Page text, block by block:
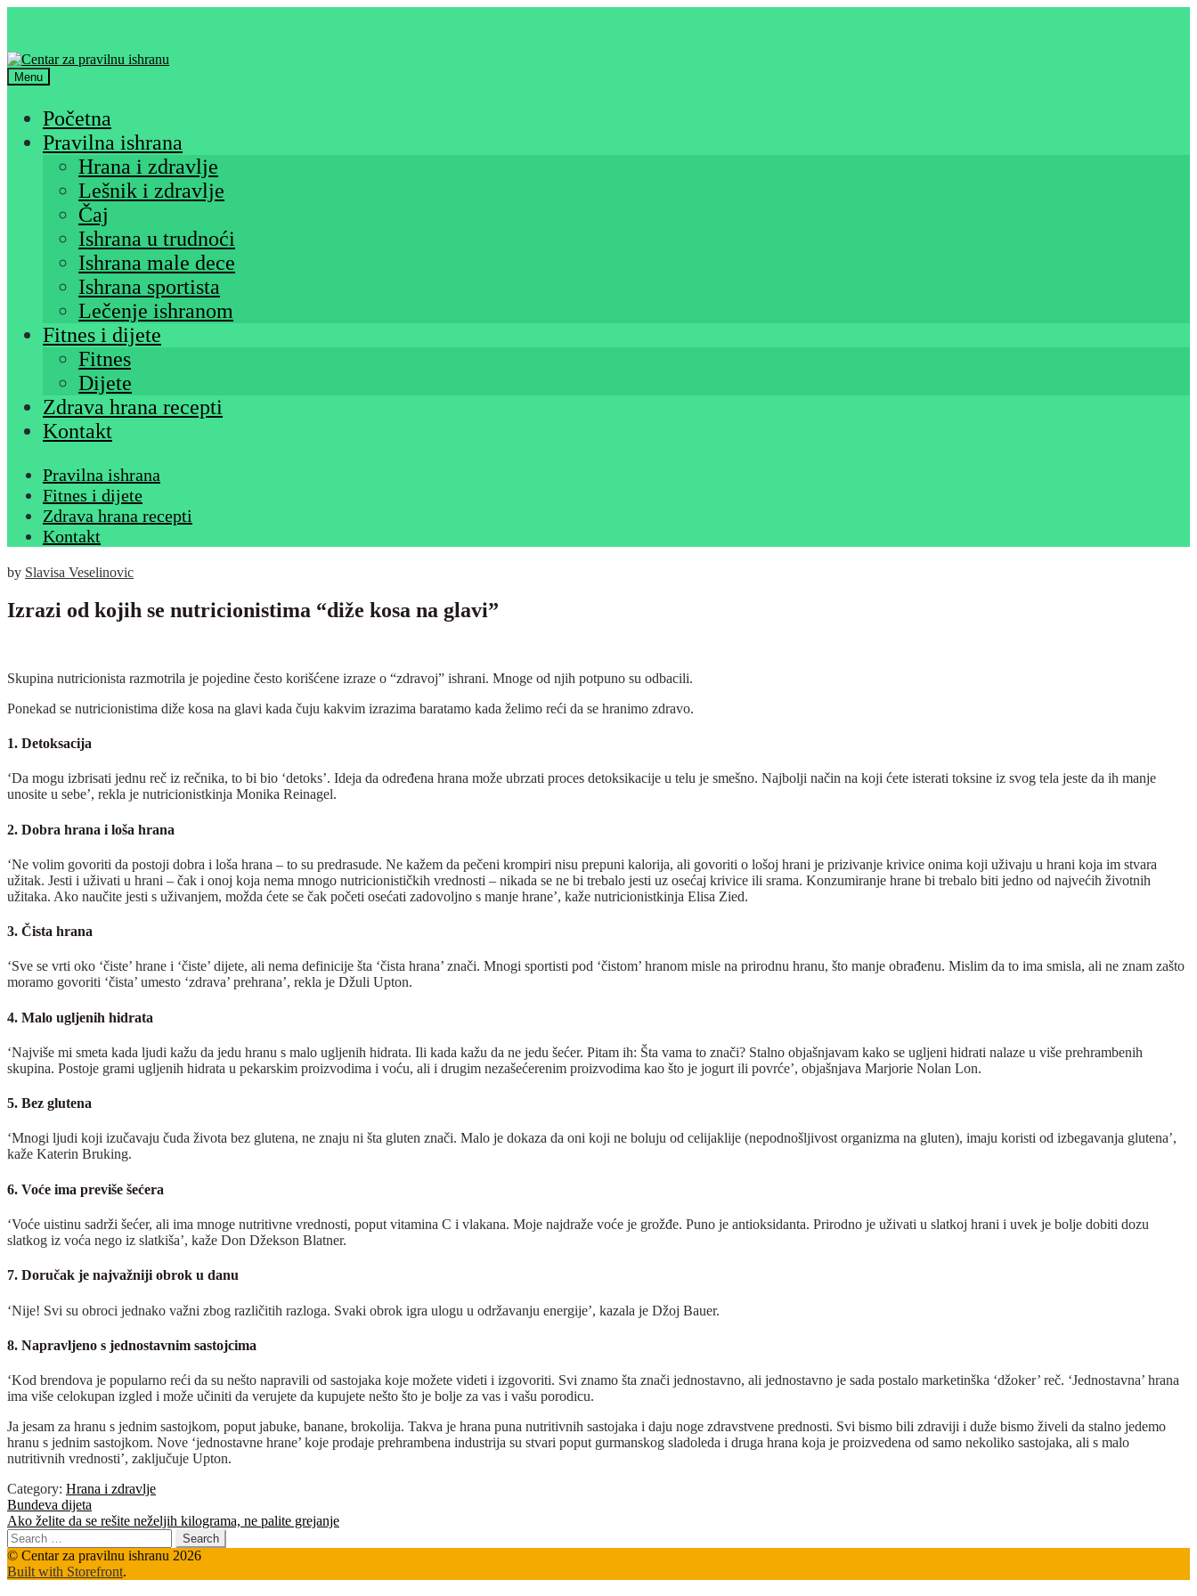
Menu
Početna
Pravilna ishrana
Hrana i zdravlje
Lešnik i zdravlje
Čaj
Ishrana u trudnoći
Ishrana male dece
Ishrana sportista
Lečenje ishranom
Fitnes i dijete
Fitnes
Dijete
Zdrava hrana recepti
Kontakt
Pravilna ishrana
Fitnes i dijete
Zdrava hrana recepti
Kontakt
by Slavisa Veselinovic
Izrazi od kojih se nutricionistima “diže kosa na glavi”
Skupina nutricionista razmotrila je pojedine često korišćene izraze o “zdravoj” ishrani. Mnoge od njih potpuno su odbacili.
Ponekad se nutricionistima diže kosa na glavi kada čuju kakvim izrazima baratamo kada želimo reći da se hranimo zdravo.
1. Detoksacija
‘Da mogu izbrisati jednu reč iz rečnika, to bi bio ‘detoks’. Ideja da određena hrana može ubrzati proces detoksikacije u telu je smešno. Najbolji način na koji ćete isterati toksine iz svog tela jeste da ih manje
unosite u sebe’, rekla je nutricionistkinja Monika Reinagel.
2. Dobra hrana i loša hrana
‘Ne volim govoriti da postoji dobra i loša hrana – to su predrasude. Ne kažem da pečeni krompiri nisu prepuni kalorija, ali govoriti o lošoj hrani je prizivanje krivice onima koji uživaju u hrani koja im stvara
užitak. Jesti i uživati u hrani – čak i onoj koja nema mnogo nutricionističkih vrednosti – nikada se ne bi trebalo jesti uz osećaj krivice ili srama. Konzumiranje hrane bi trebalo biti jedno od najvećih životnih
užitaka. Ako naučite jesti s uživanjem, možda ćete se čak početi osećati zadovoljno s manje hrane’, kaže nutricionistkinja Elisa Zied.
3. Čista hrana
‘Sve se vrti oko ‘čiste’ hrane i ‘čiste’ dijete, ali nema definicije šta ‘čista hrana’ znači. Mnogi sportisti pod ‘čistom’ hranom misle na prirodnu hranu, što manje obrađenu. Mislim da to ima smisla, ali ne znam zašto
moramo govoriti ‘čista’ umesto ‘zdrava’ prehrana’, rekla je Džuli Upton.
4. Malo ugljenih hidrata
‘Najviše mi smeta kada ljudi kažu da jedu hranu s malo ugljenih hidrata. Ili kada kažu da ne jedu šećer. Pitam ih: Šta vama to znači? Stalno objašnjavam kako se ugljeni hidrati nalaze u više prehrambenih
skupina. Postoje grami ugljenih hidrata u pekarskim proizvodima i voću, ali i drugim nezašećerenim proizvodima kao što je jogurt ili povrće’, objašnjava Marjorie Nolan Lon.
5. Bez glutena
‘Mnogi ljudi koji izučavaju čuda života bez glutena, ne znaju ni šta gluten znači. Malo je dokaza da oni koji ne boluju od celijaklije (nepodnošljivost organizma na gluten), imaju koristi od izbegavanja glutena’,
kaže Katerin Bruking.
6. Voće ima previše šećera
‘Voće uistinu sadrži šećer, ali ima mnoge nutritivne vrednosti, poput vitamina C i vlakana. Moje najdraže voće je grožđe. Puno je antioksidanta. Prirodno je uživati u slatkoj hrani i uvek je bolje dobiti dozu
slatkog iz voća nego iz slatkiša’, kaže Don Džekson Blatner.
7. Doručak je najvažniji obrok u danu
‘Nije! Svi su obroci jednako važni zbog različitih razloga. Svaki obrok igra ulogu u održavanju energije’, kazala je Džoj Bauer.
8. Napravljeno s jednostavnim sastojcima
‘Kod brendova je popularno reći da su nešto napravili od sastojaka koje možete videti i izgovoriti. Svi znamo šta znači jednostavno, ali jednostavno je sada postalo marketinška ‘džoker’ reč. ‘Jednostavna’ hrana
ima više celokupan izgled i može učiniti da verujete da kupujete nešto što je bolje za vas i vašu porodicu.
Ja jesam za hranu s jednim sastojkom, poput jabuke, banane, brokolija. Takva je hrana puna nutritivnih sastojaka i daju noge zdravstvene prednosti. Svi bismo bili zdraviji i duže bismo živeli da stalno jedemo
hranu s jednim sastojkom. Nove ‘jednostavne hrane’ koje prodaje prehrambena industrija su stvari poput gurmanskog sladoleda i druga hrana koja je proizvedena od samo nekoliko sastojaka, ali s malo
nutritivnih vrednosti’, zaključuje Upton.
Category: Hrana i zdravlje
Post
navigation
Previous
post:
Bundeva dijeta
Next
post:
Ako želite da se rešite neželjih kilograma, ne palite grejanje
Search
for:
© Centar za pravilnu ishranu 2026
Built with Storefront.